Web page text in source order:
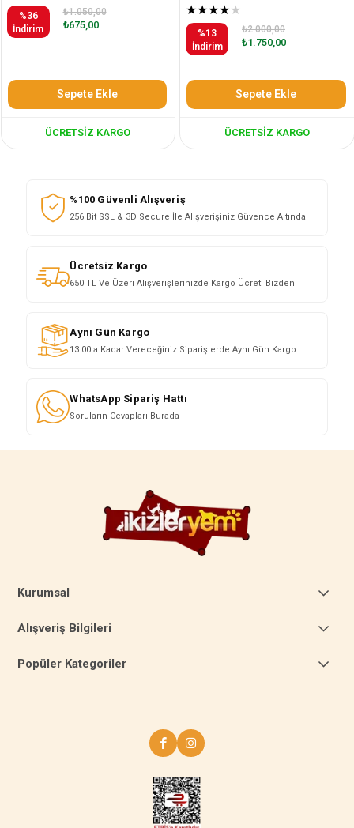
%36
İndirim
₺675,00
₺1.050,00
Sepete Ekle
ÜCRETSIZ KARGO
12 Kg
★★★★★
%13
İndirim
₺1.750,00
₺2.000,00
Sepete Ekle
ÜCRETSIZ KARGO
%100 Güvenli Alışveriş
256 Bit SSL & 3D Secure İle Alışverişiniz Güvence Altında
Ücretsiz Kargo
650 TL Ve Üzeri Alışverişlerinizde Kargo Ücreti Bizden
Aynı Gün Kargo
13:00'a Kadar Vereceğiniz Siparişlerde Aynı Gün Kargo
WhatsApp Sipariş Hattı
Soruların Cevapları Burada
Kurumsal
Alışveriş Bilgileri
Popüler Kategoriler